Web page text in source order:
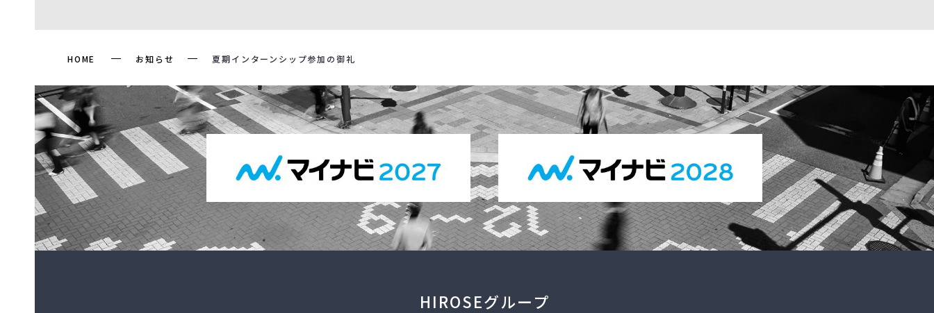
HOME お知らせ 夏期インターンシップ参加の御礼
HIROSEグループ